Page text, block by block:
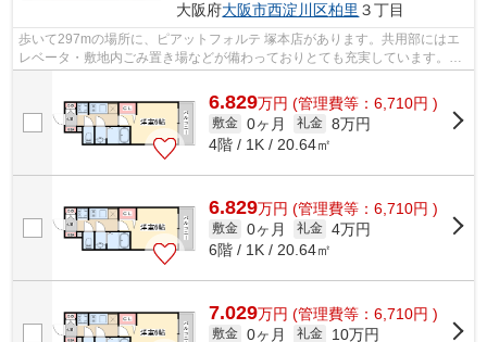
大阪府大阪市西淀川区柏里 ３丁目
歩いて297mの場所に、ピアットフォルテ 塚本店があります。共用部にはエ
レベータ・敷地内ごみ置き場などが備わっておりとても充実しています。造
6.829万円 (管理費等：6,710円 )
敷金 0ヶ月 礼金 8万円
4階 / 1K / 20.64㎡
6.829万円 (管理費等：6,710円 )
敷金 0ヶ月 礼金 4万円
6階 / 1K / 20.64㎡
7.029万円 (管理費等：6,710円 )
敷金 0ヶ月 礼金
10万円